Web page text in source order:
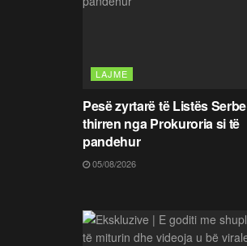
LAJME
Pesë zyrtarë të Listës Serbe
thirren nga Prokuroria si të
pandehur
05/08/2026